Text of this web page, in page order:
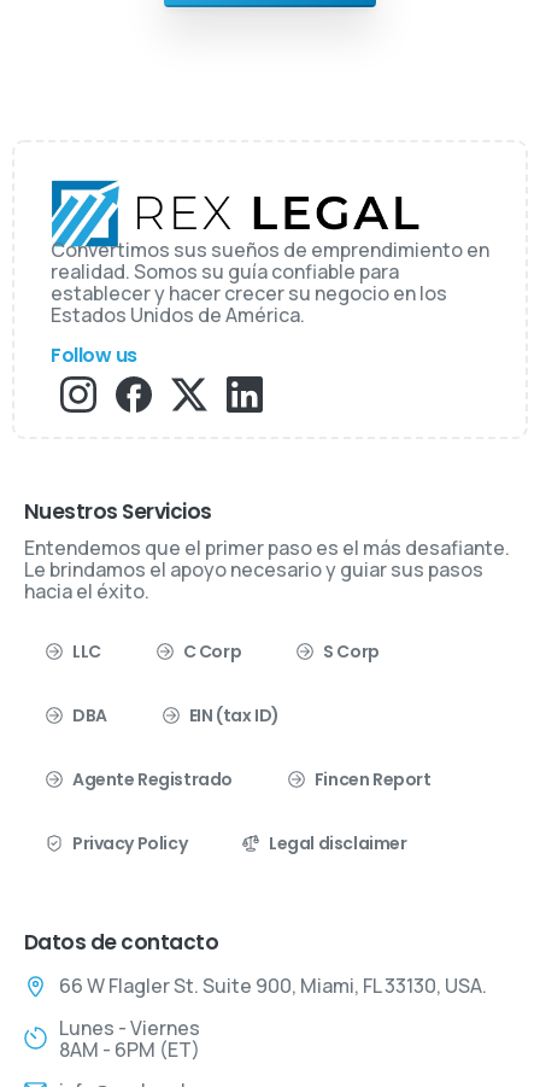
Convertimos sus sueños de emprendimiento en
realidad. Somos su guía confiable para
establecer y hacer crecer su negocio en los
Estados Unidos de América.
Follow us
Nuestros Servicios
Entendemos que el primer paso es el más desafiante.
Le brindamos el apoyo necesario y guiar sus pasos
hacia el éxito.
LLC C Corp S Corp
DBA EIN (tax ID)
Agente Registrado Fincen Report
Privacy Policy Legal disclaimer
Datos de contacto
66 W Flagler St. Suite 900, Miami, FL 33130, USA.
Lunes - Viernes
8AM - 6PM (ET)